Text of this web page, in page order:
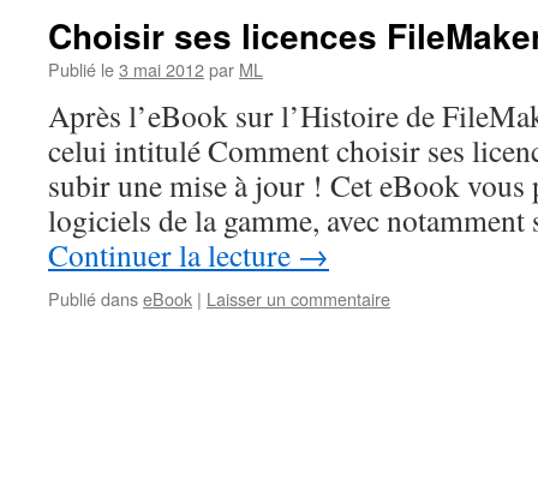
Choisir ses licences
Publié le3 mai 2012par ML
Après l’eBook sur l’Histoire de
celui intitulé Comment choisir ses
subir une mise à jour ! Cet eBook vous
logiciels de la gamme, avec
Continuer la lecture →
Publié danseBook | Laisser un commentaire